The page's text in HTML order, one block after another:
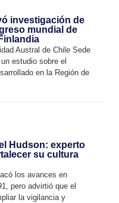
investigación de
mundial de
Austral de Chile Sede
estudio sobre el
en la Región de
Hudson: experto
su cultura
los avances en
pero advirtió que el
la vigilancia y